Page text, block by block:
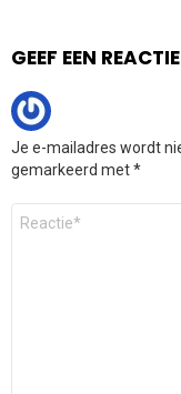
GEEF EEN REACTIE
Je e-mailadres wordt
gemarkeerd met*
Reactie